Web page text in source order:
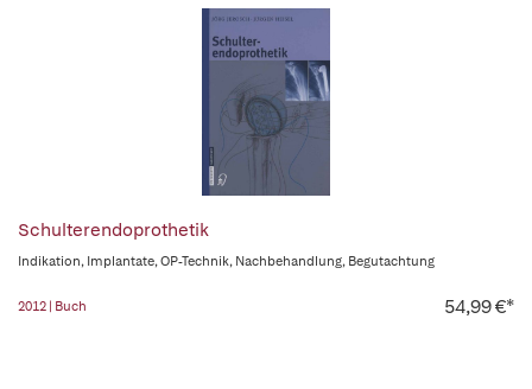
Schulterendoprothetik
Indikation, Implantate, OP-Technik, Nachbehandlung, Begutachtung
2012 | Buch 54,99 €*